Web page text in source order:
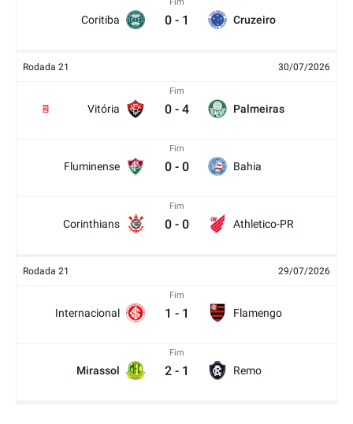
Coritiba 0 - 1 Cruzeiro
Rodada 21 30/07/2026
Vitória
2
Fim
0 - 4 Palmeiras
Fluminense
Fim
0 - 0 Bahia
Corinthians
Fim
0 - 0 Athletico-PR
Rodada 21 29/07/2026
Internacional
Fim
1 - 1 Flamengo
Mirassol
Fim
2 - 1 Remo